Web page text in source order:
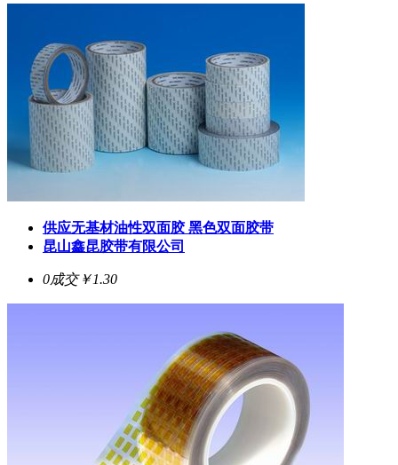
供应无基材油性双面胶 黑色双面胶带
昆山鑫昆胶带有限公司
0成交￥1.30